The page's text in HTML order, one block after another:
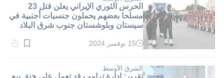
الحرس الثوري الإيراني يعلن قتل 23
مسلحا بعضهم يحملون جنسيات أجنبية في
سيستان وبلوشستان جنوب شرق البلاد
وقت
دقيقة.
15 نوفمبر 2024
الشرق الأوسط
تقرير: إدارة ترامب قد تعمل على خنق بيع